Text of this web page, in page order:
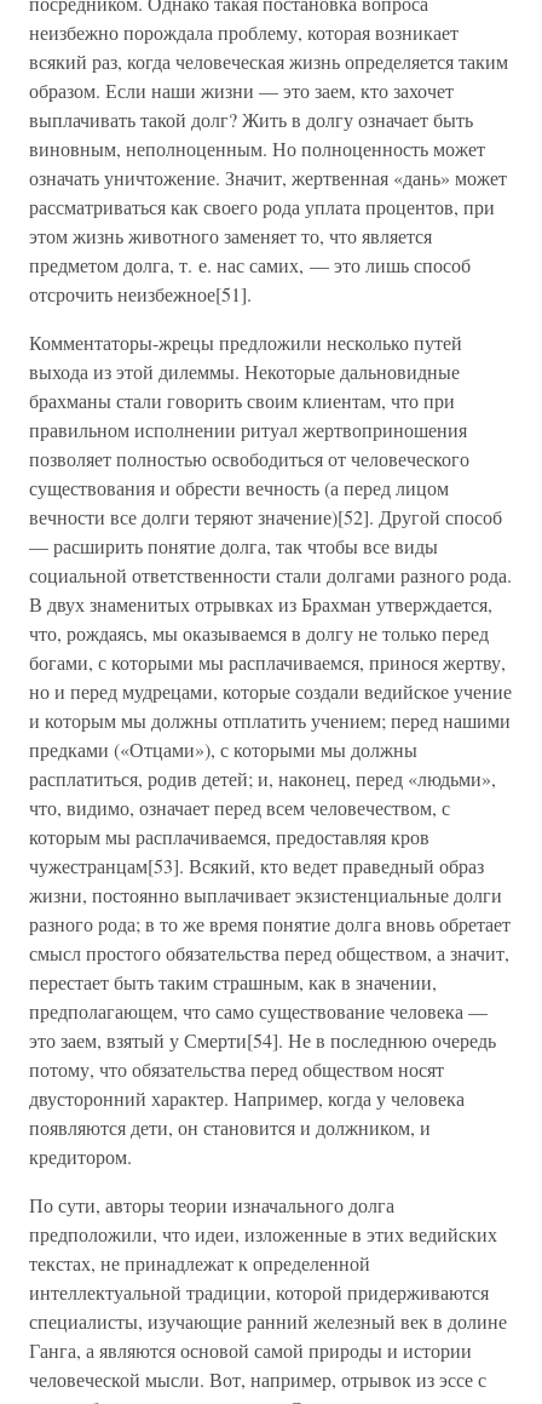
неизбежно порождала проблему, которая возникает
всякий раз, когда человеческая жизнь определяется таким
образом. Если наши жизни — это заем, кто захочет
выплачивать такой долг? Жить в долгу означает быть
виновным, неполноценным. Но полноценность может
означать уничтожение. Значит, жертвенная «дань» может
рассматриваться как своего рода уплата процентов, при
этом жизнь животного заменяет то, что является
предметом долга, т. е. нас самих, — это лишь способ
отсрочить неизбежное[51].
Комментаторы-жрецы предложили несколько путей
выхода из этой дилеммы. Некоторые дальновидные
брахманы стали говорить своим клиентам, что при
правильном исполнении ритуал жертвоприношения
позволяет полностью освободиться от человеческого
существования и обрести вечность (а перед лицом
вечности все долги теряют значение)[52]. Другой способ
— расширить понятие долга, так чтобы все виды
социальной ответственности стали долгами разного рода.
В двух знаменитых отрывках из Брахман утверждается,
что, рождаясь, мы оказываемся в долгу не только перед
богами, с которыми мы расплачиваемся, принося жертву,
но и перед мудрецами, которые создали ведийское учение
и которым мы должны отплатить учением; перед нашими
предками («Отцами»), с которыми мы должны
расплатиться, родив детей; и, наконец, перед «людьми»,
что, видимо, означает перед всем человечеством, с
которым мы расплачиваемся, предоставляя кров
чужестранцам[53]. Всякий, кто ведет праведный образ
жизни, постоянно выплачивает экзистенциальные долги
разного рода; в то же время понятие долга вновь обретает
смысл простого обязательства перед обществом, а значит,
перестает быть таким страшным, как в значении,
предполагающем, что само существование человека —
это заем, взятый у Смерти[54]. Не в последнюю очередь
потому, что обязательства перед обществом носят
двусторонний характер. Например, когда у человека
появляются дети, он становится и должником, и
кредитором.
По сути, авторы теории изначального долга
предположили, что идеи, изложенные в этих ведийских
текстах, не принадлежат к определенной
интеллектуальной традиции, которой придерживаются
специалисты, изучающие ранний железный век в долине
Ганга, а являются основой самой природы и истории
человеческой мысли. Вот, например, отрывок из эссе с